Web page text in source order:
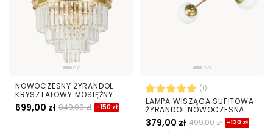
NOWOCZESNY ŻYRANDOL
KRYSZTAŁOWY MOSIĘŻNY
CAPRIA D40
699,00 zł 849,00 zł -150 zł
(1)
LAMPA WISZĄCA SUFITOWA
ŻYRANDOL NOWOCZESNA
ZŁOTO SZCZOTKOWANE
BIAŁE KULE FINO 6 LED
379,00 zł 499,00 zł -120 zł